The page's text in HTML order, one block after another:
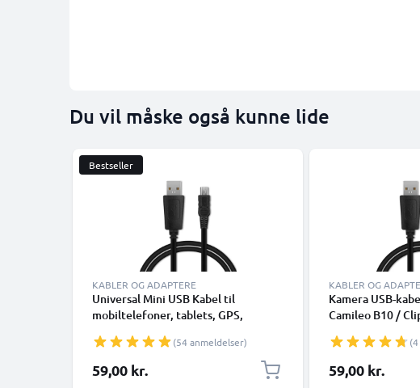
Du vil måske også kunne lide
Bestseller
KABLER OG ADAPTERE
Universal Mini USB Kabel til
mobiltelefoner, tablets, GPS,
1m PVC Opladning/opladerkabel -
Sort
(54 anmeldelser)
59,00 kr.
KABLER OG
Kamera USB-
Camileo B10 /
1m Hurtig
kamera 1A
Sort
59,00 kr.